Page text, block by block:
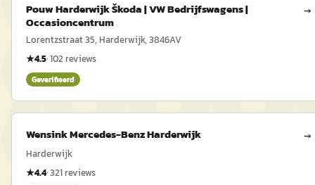
Pouw Harderwijk Škoda | VW Bedrijfswagens |
Occasioncentrum
→
Lorentzstraat 35, Harderwijk, 3846AV
★4.5·102 reviews
Geverifieerd
Wensink Mercedes-Benz Harderwijk →
Harderwijk
★4.4·321reviews